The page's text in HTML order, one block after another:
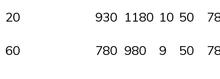
20
930 1180 10 50
60 780 980 9 50